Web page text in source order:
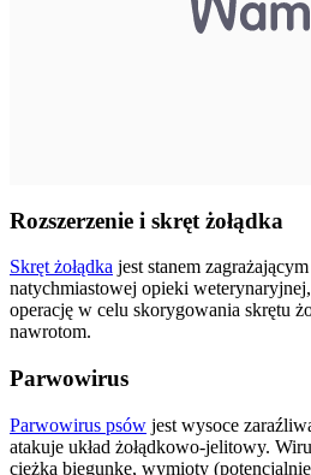
Rozszerzenie i skręt żołądka
Skręt żołądka jest stanem
natychmiastowej opieki
operację w celu skorygowania skrętu
nawrotom.
Parwowirus
Parwowirus psów jest wysoce
atakuje układ żołądkowo-jelitowy.
ciężką biegunkę, wymioty (potencjalnie